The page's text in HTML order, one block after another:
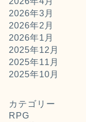
2026年3月
2026年2月
2026年1月
2025年12月
2025年11月
2025年10月
カテゴリー
RPG